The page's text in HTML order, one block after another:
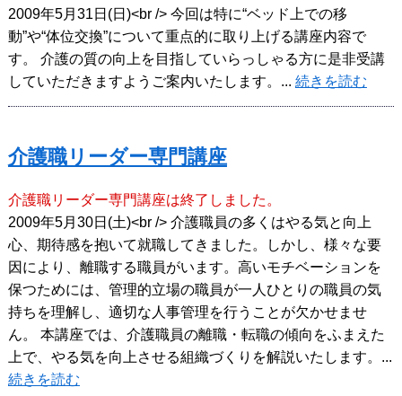
2009年5月31日(日)<br /> 今回は特に“ベッド上での移
動”や“体位交換”について重点的に取り上げる講座内容で
す。 介護の質の向上を目指していらっしゃる方に是非受講
していただきますようご案内いたします。... 続きを読む
介護職リーダー専門講座
介護職リーダー専門講座は終了しました。
2009年5月30日(土)<br /> 介護職員の多くはやる気と向上
心、期待感を抱いて就職してきました。しかし、様々な要
因により、離職する職員がいます。高いモチベーションを
保つためには、管理的立場の職員が一人ひとりの職員の気
持ちを理解し、適切な人事管理を行うことが欠かせませ
ん。 本講座では、介護職員の離職・転職の傾向をふまえた
上で、やる気を向上させる組織づくりを解説いたします。...
続きを読む